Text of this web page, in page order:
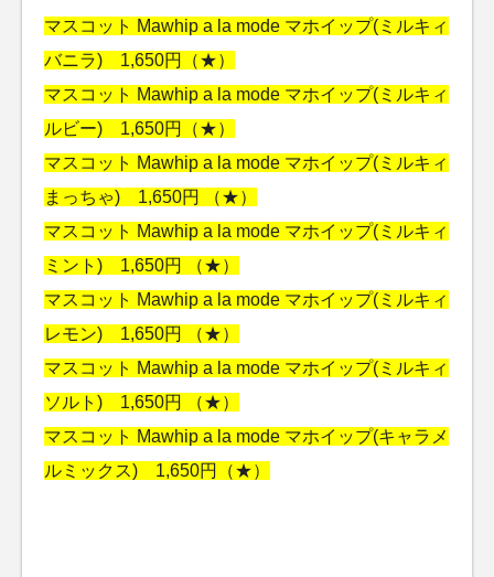
マスコット Mawhip a la mode マホイップ(ミルキィ
バニラ) 1,650円（★）
マスコット Mawhip a la mode マホイップ(ミルキィ
ルビー) 1,650円（★）
マスコット Mawhip a la mode マホイップ(ミルキィ
まっちゃ) 1,650円 （★）
マスコット Mawhip a la mode マホイップ(ミルキィ
ミント) 1,650円 （★）
マスコット Mawhip a la mode マホイップ(ミルキィ
レモン) 1,650円 （★）
マスコット Mawhip a la mode マホイップ(ミルキィ
ソルト) 1,650円 （★）
マスコット Mawhip a la mode マホイップ(キャラメ
ルミックス) 1,650円（★）